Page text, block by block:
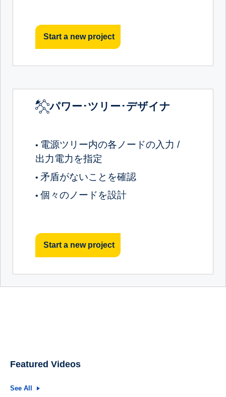
Start a new project
パワー･ツリー･デザイナ
• 電源ツリー内の各ノードの入力 /
出力電力を指定
• 矛盾がないことを確認
• 個々のノードを設計
Start a new project
Featured Videos
See All